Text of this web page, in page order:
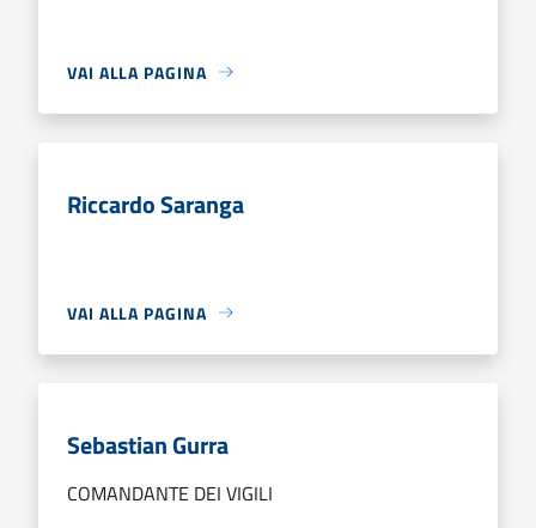
VAI ALLA PAGINA
Riccardo Saranga
VAI ALLA PAGINA
Sebastian Gurra
COMANDANTE DEI VIGILI